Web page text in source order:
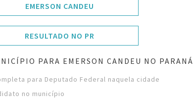
EMERSON CANDEU
RESULTADO NO PR
PARA EMERSON CANDEU NO PARANÁ
para Deputado Federal naquela cidade
no município